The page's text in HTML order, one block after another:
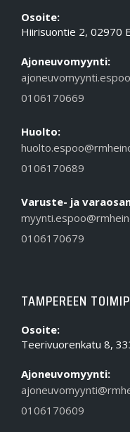
Osoite:
Hiirisuontie 2, 02970
Ajoneuvomyynti:
0106170669
Huolto:
0106170689
Varuste- ja
0106170679
TAMPEREEN
Osoite:
Teerivuorenkatu 8,
Ajoneuvomyynti:
0106170609